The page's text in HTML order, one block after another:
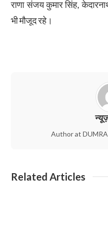
राणा संजय कुमार सिंह,
भी मौजूद रहे।
Author at
Related Articles